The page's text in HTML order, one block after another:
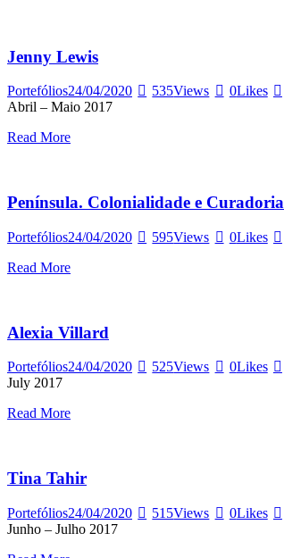
Jenny Lewis
Portefólios24/04/2020 535Views 0Likes
Abril – Maio 2017
Read More
Península. Colonialidade e Curadoria
Portefólios24/04/2020 595Views 0Likes
Read More
Alexia Villard
Portefólios24/04/2020 525Views 0Likes
July 2017
Read More
Tina Tahir
Portefólios24/04/2020 515Views 0Likes
Junho – Julho 2017